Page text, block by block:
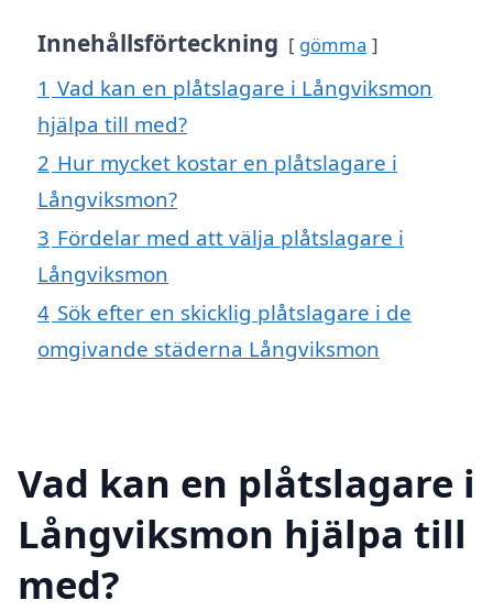
Innehållsförteckning gömma
1 Vad kan en plåtslagare i Långviksmon
hjälpa till med?
2 Hur mycket kostar en plåtslagare i
Långviksmon?
3 Fördelar med att välja plåtslagare i
Långviksmon
4 Sök efter en skicklig plåtslagare i de
omgivande städerna Långviksmon
Vad kan en plåtslagare i
Långviksmon hjälpa till
med?